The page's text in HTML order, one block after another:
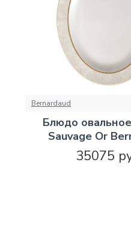
Bernardaud
Блюдо
Sauvage Or
35075